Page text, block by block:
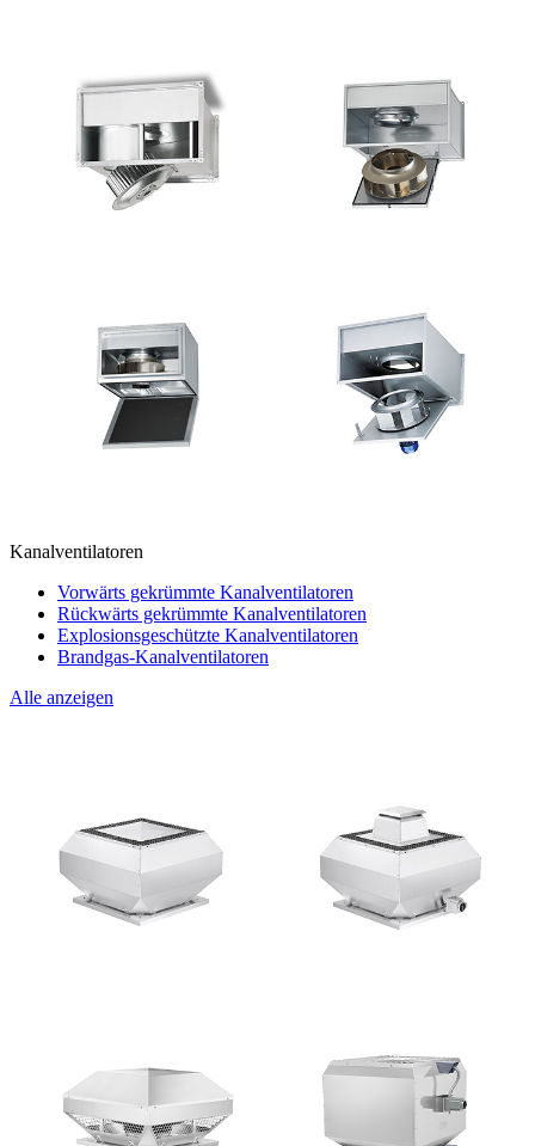
Kanalventilatoren
Vorwärts gekrümmte Kanalventilatoren
Rückwärts gekrümmte Kanalventilatoren
Explosionsgeschützte Kanalventilatoren
Brandgas-Kanalventilatoren
Alle anzeigen